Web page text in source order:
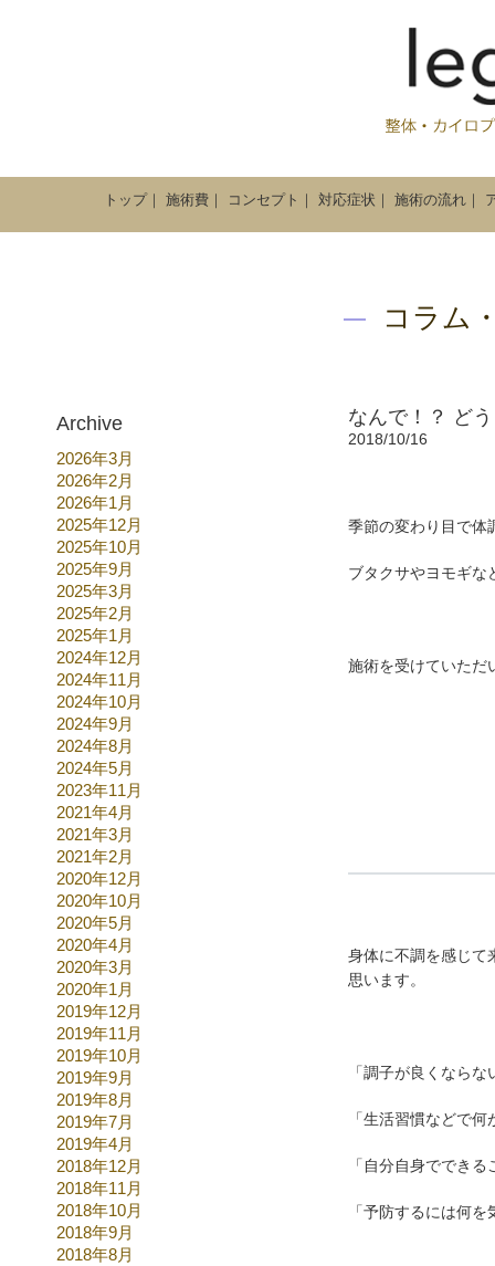
トップ｜ 施術費 ｜ コンセプト ｜ 対応症状 ｜ 施術の流れ ｜
コラム
Archive
2026年3月
2026年2月
2026年1月
2025年12月
2025年10月
2025年9月
2025年3月
2025年2月
2025年1月
2024年12月
2024年11月
2024年10月
2024年9月
2024年8月
2024年5月
2023年11月
2021年4月
2021年3月
2021年2月
2020年12月
2020年10月
2020年5月
2020年4月
2020年3月
2020年1月
2019年12月
2019年11月
2019年10月
2019年9月
2019年8月
2019年7月
2019年4月
2018年12月
2018年11月
2018年10月
2018年9月
2018年8月
なんで！？ ど
2018/10/16
季節の変わり目で体
ブタクサやヨモギな
施術を受けていただ
身体に不調を感じて
思います。
「調子が良くなら
「生活習慣などで
「自分自身ででき
「予防するには何